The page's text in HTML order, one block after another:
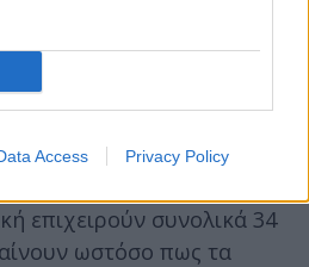
Access Privacy Policy
επιχειρούν συνολικά 34
ωστόσο πως τα